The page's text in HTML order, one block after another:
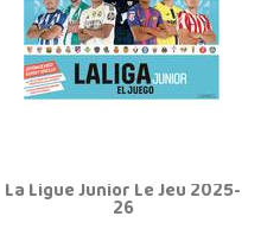
La Ligue Junior Le Jeu 2025-
26